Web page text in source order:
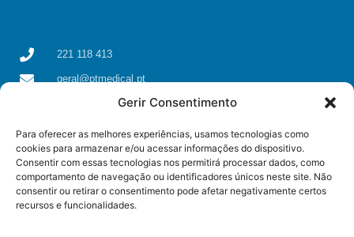
Gerir Consentimento
Para oferecer as melhores experiências, usamos tecnologias como
cookies para armazenar e/ou acessar informações do dispositivo.
Consentir com essas tecnologias nos permitirá processar dados, como
comportamento de navegação ou identificadores únicos neste site. Não
consentir ou retirar o consentimento pode afetar negativamente certos
recursos e funcionalidades.
221 118 413
geral@ptmedical.pt
Rua dos Coriscos 39, 4425-051 Águas Santas, Maia